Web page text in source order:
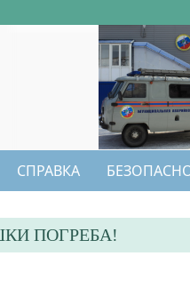
СПРАВКА
ПОГРЕБА!